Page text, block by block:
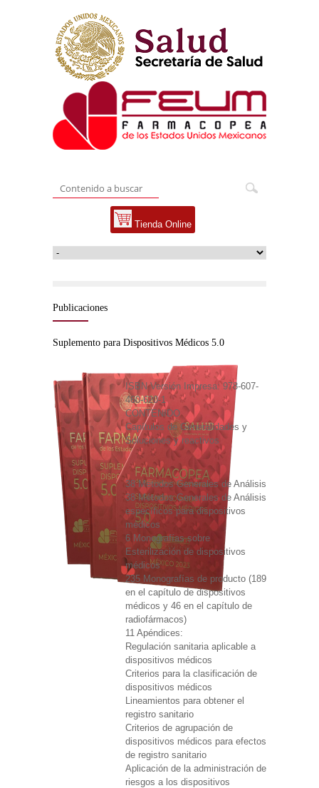
Tienda Online
Publicaciones
Suplemento para Dispositivos Médicos 5.0
ISBN Versión Impresa: 978-607-
460-620-1
CONTENIDO
Capítulos de Generalidades y
Soluciones y reactivos
38 Métodos Generales de Análisis
38 Métodos Generales de Análisis
específicos para dispositivos
médicos
6 Monografías sobre
Esterilización de dispositivos
médicos
235 Monografías de producto (189
en el capítulo de dispositivos
médicos y 46 en el capítulo de
radiofármacos)
11 Apéndices:
Regulación sanitaria aplicable a
dispositivos médicos
Criterios para la clasificación de
dispositivos médicos
Lineamientos para obtener el
registro sanitario
Criterios de agrupación de
dispositivos médicos para efectos
de registro sanitario
Aplicación de la administración de
riesgos a los dispositivos